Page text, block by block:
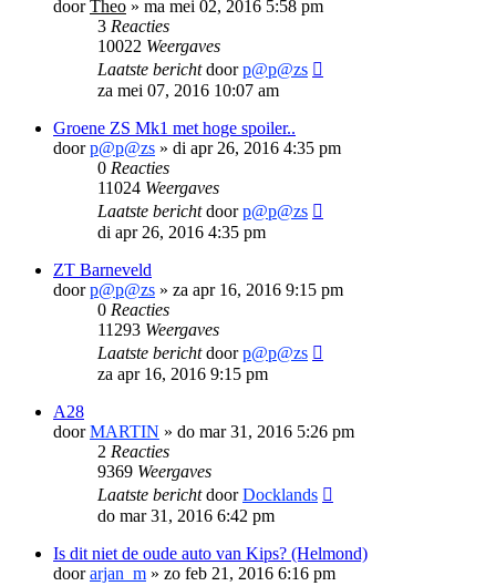
doorTheo » ma mei 02, 2016 5:58 pm
3 Reacties
10022 Weergaves
Laatste berichtdoorp@p@zs
za mei 07, 2016 10:07 am
Groene ZS Mk1 met hoge spoiler..
doorp@p@zs » di apr 26, 2016 4:35 pm
0 Reacties
11024 Weergaves
Laatste berichtdoorp@p@zs
di apr 26, 2016 4:35 pm
ZT Barneveld
doorp@p@zs » za apr 16, 2016 9:15 pm
0 Reacties
11293 Weergaves
Laatste berichtdoorp@p@zs
za apr 16, 2016 9:15 pm
A28
doorMARTIN » do mar 31, 2016 5:26 pm
2 Reacties
9369 Weergaves
Laatste berichtdoorDocklands
do mar 31, 2016 6:42 pm
Is dit niet de oude auto van Kips? (Helmond)
doorarjan_m » zo feb 21, 2016 6:16 pm